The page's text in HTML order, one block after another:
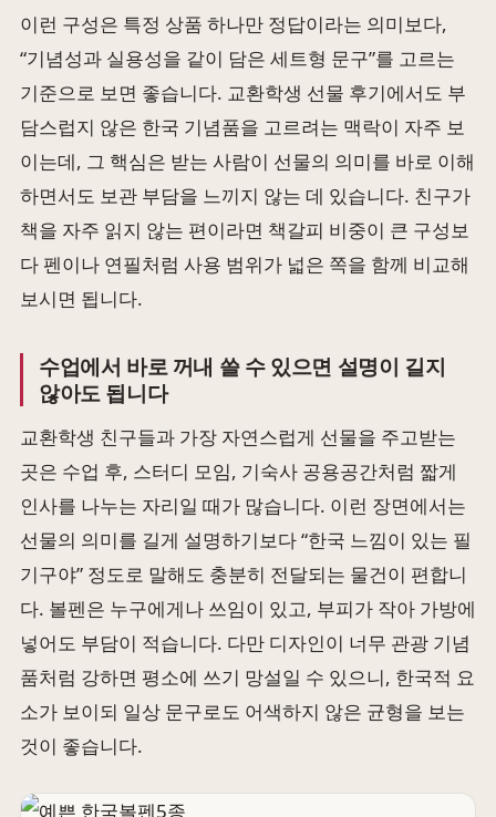
이런 구성은 특정 상품 하나만 정답이라는 의미보다,
“기념성과 실용성을 같이 담은 세트형 문구”를 고르는
기준으로 보면 좋습니다. 교환학생 선물 후기에서도 부
담스럽지 않은 한국 기념품을 고르려는 맥락이 자주 보
이는데, 그 핵심은 받는 사람이 선물의 의미를 바로 이해
하면서도 보관 부담을 느끼지 않는 데 있습니다. 친구가
책을 자주 읽지 않는 편이라면 책갈피 비중이 큰 구성보
다 펜이나 연필처럼 사용 범위가 넓은 쪽을 함께 비교해
보시면 됩니다.
수업에서 바로 꺼내 쓸 수 있으면 설명이 길지
않아도 됩니다
교환학생 친구들과 가장 자연스럽게 선물을 주고받는
곳은 수업 후, 스터디 모임, 기숙사 공용공간처럼 짧게
인사를 나누는 자리일 때가 많습니다. 이런 장면에서는
선물의 의미를 길게 설명하기보다 “한국 느낌이 있는 필
기구야” 정도로 말해도 충분히 전달되는 물건이 편합니
다. 볼펜은 누구에게나 쓰임이 있고, 부피가 작아 가방에
넣어도 부담이 적습니다. 다만 디자인이 너무 관광 기념
품처럼 강하면 평소에 쓰기 망설일 수 있으니, 한국적 요
소가 보이되 일상 문구로도 어색하지 않은 균형을 보는
것이 좋습니다.